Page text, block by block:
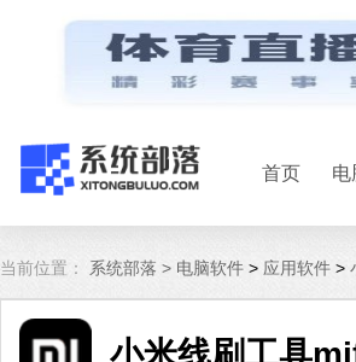
首页 电
当前位置： 系统部落 > 电脑软件 > 应用软件 >
小米线刷工具